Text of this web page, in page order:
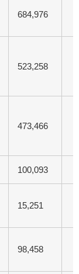
684,976
523,258
473,466
100,093
15,251
98,458